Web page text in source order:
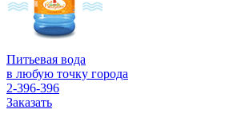
Питьевая вода
в любую точку города
2-396-396
Заказать